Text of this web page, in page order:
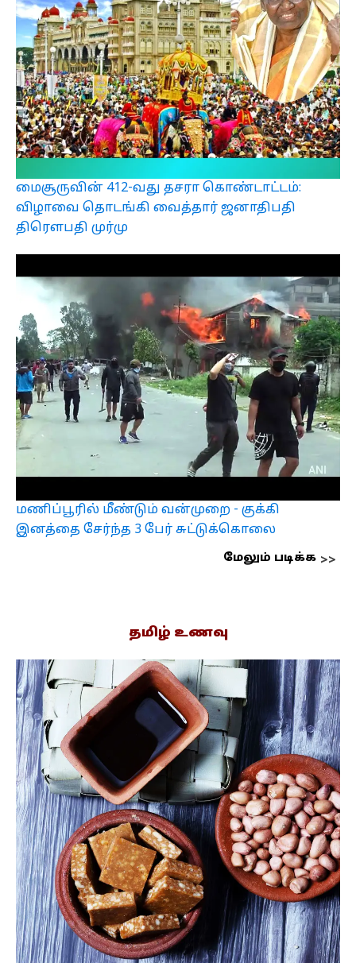
மைசூருவின் 412-வது தசரா கொண்டாட்டம்:
விழாவை தொடங்கி வைத்தார் ஜனாதிபதி
திரௌபதி முர்மு
மணிப்பூரில் மீண்டும் வன்முறை - குக்கி
இனத்தை சேர்ந்த 3 பேர் சுட்டுக்கொலை
மேலும் படிக்க
தமிழ் உணவு